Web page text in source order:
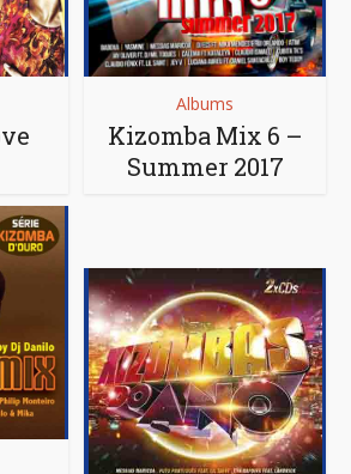
Albums
Kizomba Mix 6 –
Summer 2017